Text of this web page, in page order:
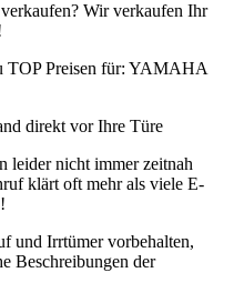
Wir verkaufen Ihr
TOP Preisen für: YAMAHA
direkt vor Ihre Türe
leider nicht immer zeitnah
klärt oft mehr als viele E-
und Irrtümer vorbehalten,
Beschreibungen der